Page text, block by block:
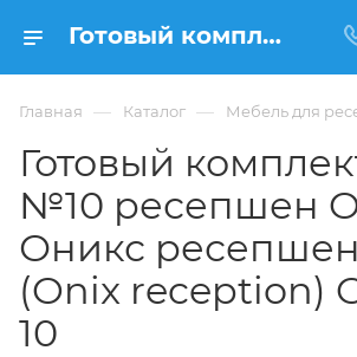
Готовый комплект №10 ресепшен Onix Оникс ресепшен (Onix reception) O.R-K-10 из ЛДСП купить в Москве, цена 75 111 ₽. - интернет-магазин ФРАНКОМ
Главная — Каталог — Мебель для
Готовый
№10 ресепшен
Оникс ресепшен
(Onix reception)
10